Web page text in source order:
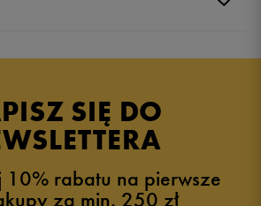
SIĘ DO
10% rabatu na pierwsze
za min. 250 zł